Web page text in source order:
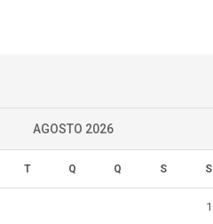
AGOSTO 2026
T Q Q S S
1